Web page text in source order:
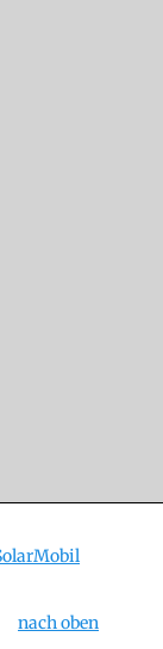
nach oben